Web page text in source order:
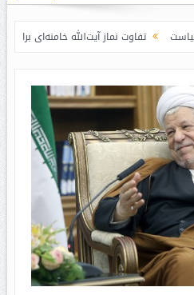
آیت‌الله خامنه‌ای برای شاهرودی و رفسنجانی